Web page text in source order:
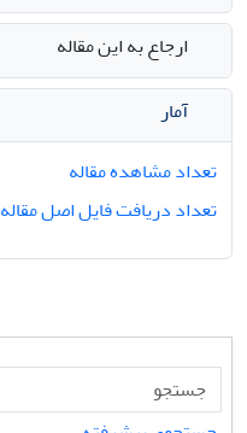
ارجاع به این مقاله
آمار
تعداد مشاهده مقاله
تعداد دریافت فایل اصل مقاله